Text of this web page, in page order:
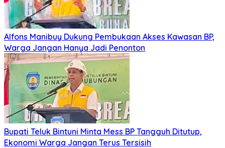
Alfons Manibuy Dukung Pembukaan Akses Kawasan BP,
Warga Jangan Hanya Jadi Penonton
Bupati Teluk Bintuni Minta Mess BP Tangguh Ditutup,
Ekonomi Warga Jangan Terus Tersisih